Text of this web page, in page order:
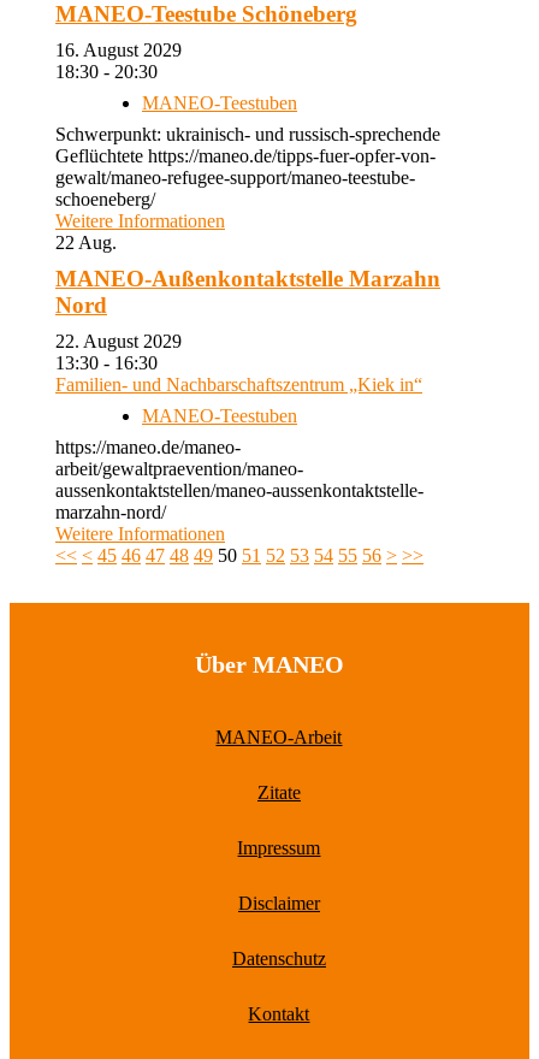
MANEO-Teestube Schöneberg
16. August 2029
18:30 - 20:30
MANEO-Teestuben
Schwerpunkt: ukrainisch- und russisch-sprechende
Geflüchtete https://maneo.de/tipps-fuer-opfer-von-
gewalt/maneo-refugee-support/maneo-teestube-
schoeneberg/
Weitere Informationen
22 Aug.
MANEO-Außenkontaktstelle Marzahn
Nord
22. August 2029
13:30 - 16:30
Familien- und Nachbarschaftszentrum „Kiek in“
MANEO-Teestuben
https://maneo.de/maneo-
arbeit/gewaltpraevention/maneo-
aussenkontaktstellen/maneo-aussenkontaktstelle-
marzahn-nord/
Weitere Informationen
<< < 45 46 47 48 49 50 51 52 53 54 55 56 > >>
Über MANEO
MANEO-Arbeit
Zitate
Impressum
Disclaimer
Datenschutz
Kontakt